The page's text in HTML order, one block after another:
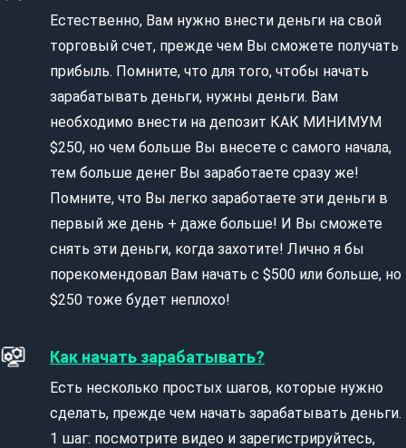
Естественно, Вам нужно внести деньги на свой
торговый счет, прежде чем Вы сможете получать
прибыль. Помните, что для того, чтобы начать
зарабатывать деньги, нужны деньги. Вам
необходимо внести на депозит КАК МИНИМУМ
$250, но чем больше Вы внесете с самого начала,
тем больше денег Вы заработаете сразу же!
Помните, что Вы легко заработаете эти деньги в
первый же день + даже больше! И Вы сможете
снять эти деньги, когда захотите! Лично я бы
порекомендовал Вам начать с $500 или больше, но
$250 тоже будет неплохо!
Как начать зарабатывать?
Есть несколько простых шагов, которые нужно
сделать, прежде чем начать зарабатывать деньги.
1 шаг: посмотрите видео и зарегистрируйтесь,